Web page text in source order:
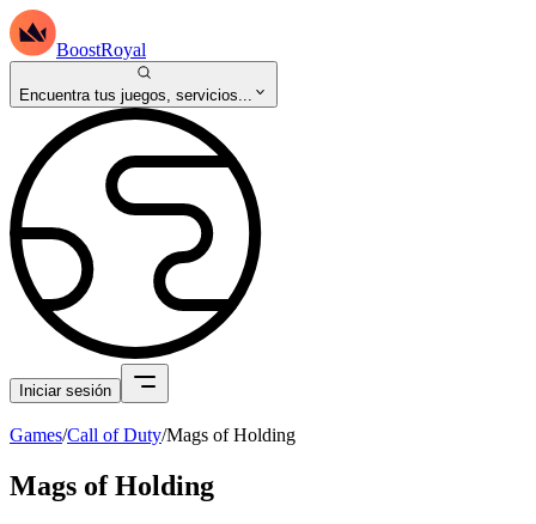
BoostRoyal
Encuentra tus juegos, servicios...
Iniciar sesión
Games/Call of Duty/Mags of Holding
Mags of Holding